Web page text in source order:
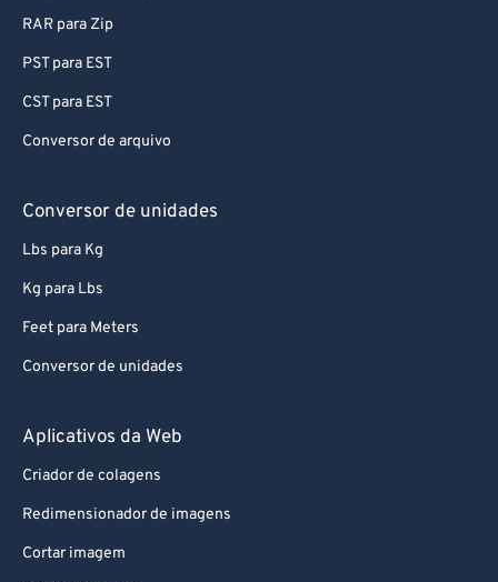
RAR para Zip
PST para EST
CST para EST
Conversor de arquivo
Conversor de unidades
Lbs para Kg
Kg para Lbs
Feet para Meters
Conversor de unidades
Aplicativos da Web
Criador de colagens
Redimensionador de imagens
Cortar imagem